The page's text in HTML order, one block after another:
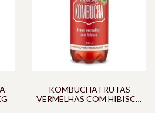
KOMBUCHA FRUTAS
VERMELHAS COM HIBISCO